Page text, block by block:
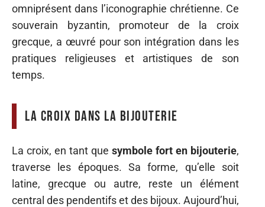
omniprésent dans l’iconographie chrétienne. Ce
souverain byzantin, promoteur de la croix
grecque, a œuvré pour son intégration dans les
pratiques religieuses et artistiques de son
temps.
La croix dans la bijouterie
La croix, en tant que symbole fort en bijouterie,
traverse les époques. Sa forme, qu’elle soit
latine, grecque ou autre, reste un élément
central des pendentifs et des bijoux. Aujourd’hui,